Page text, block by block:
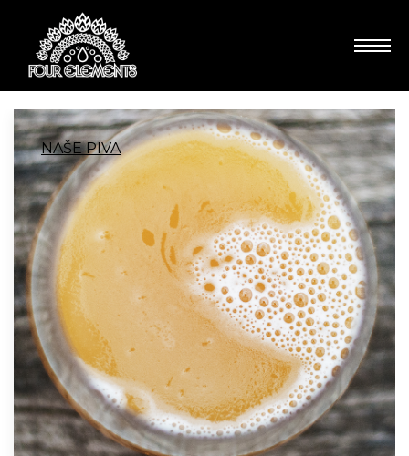
NAŠE PIVA